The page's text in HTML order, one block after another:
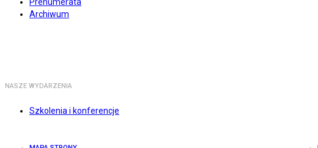
Archiwum
NASZE WYDARZENIA
Szkolenia i konferencje